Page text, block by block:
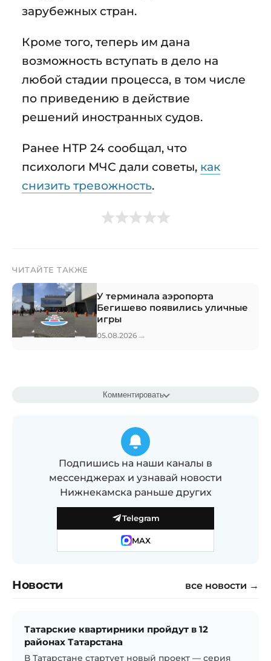
зарубежных стран.
Кроме того, теперь им дана
возможность вступать в дело на
любой стадии процесса, в том числе
по приведению в действие
решений иностранных судов.
Ранее НТР 24 сообщал, что
психологи МЧС дали советы, как
снизить тревожность.
ЧИТАЙТЕ ТАКЖЕ
У терминала аэропорта
Бегишево появились уличные
игры
05.08.2026 →
Комментировать
Подпишись на наши каналы в
мессенджерах и узнавай новости
Нижнекамска раньше других
Telegram
MAX
Новости все новости →
Татарские квартирники пройдут в 12
районах Татарстана
В Татарстане стартует новый проект — серия